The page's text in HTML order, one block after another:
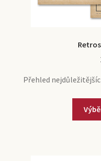
Přehled